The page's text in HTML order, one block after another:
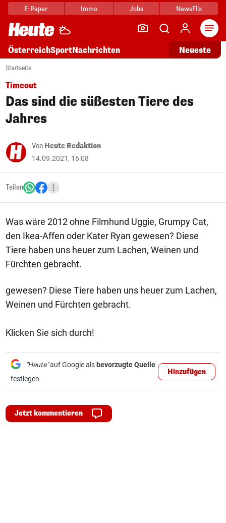
E-Paper Immo Jobs NewsFlix
ÖsterreichSportNachrichten Neueste
Startseite
Timeout
Das sind die süßesten Tiere des
Jahres
Von Heute Redaktion
14.09.2021, 16:08
Teilen
Was wäre 2012 ohne Filmhund Uggie, Grumpy Cat,
den Ikea-Affen oder Kater Ryan gewesen? Diese
Tiere haben uns heuer zum Lachen, Weinen und
Fürchten gebracht.
gewesen? Diese Tiere haben uns heuer zum Lachen,
Weinen und Fürchten gebracht.
Klicken Sie sich durch!
"Heute"auf Google als bevorzugte Quelle
festlegen
Hinzufügen
Jetzt kommentieren